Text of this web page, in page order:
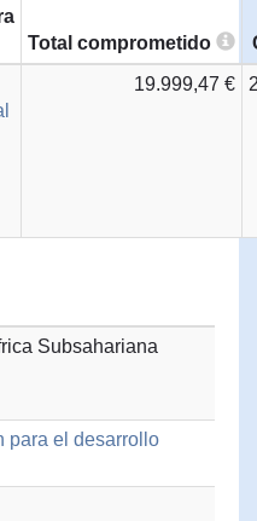
Total comprometido
19.999,47 €
Subsahariana
para el desarrollo